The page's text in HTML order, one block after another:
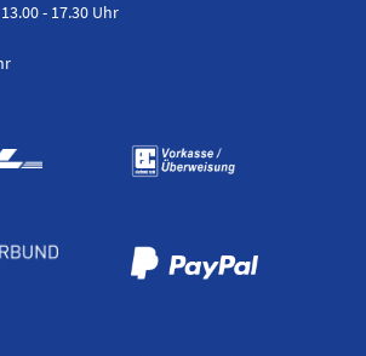
- 17.30 Uhr